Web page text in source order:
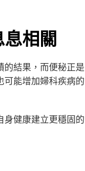
相關
的結果，而便秘正是
可能增加婦科疾病的
身健康建立更穩固的